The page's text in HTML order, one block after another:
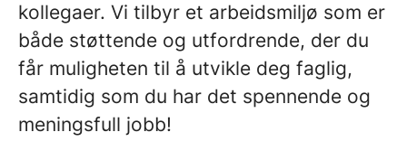
kollegaer. Vi tilbyr et arbeidsmiljø som er
både støttende og utfordrende, der du
får muligheten til å utvikle deg faglig,
samtidig som du har det spennende og
meningsfull jobb!